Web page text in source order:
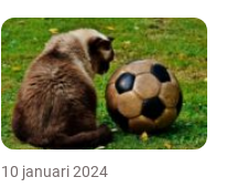
10 januari 2024